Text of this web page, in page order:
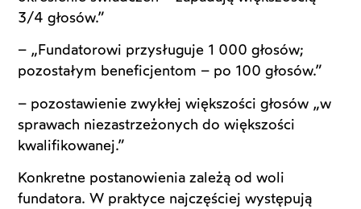
3/4 głosów.”
– „Fundatorowi przysługuje 1 000 głosów;
pozostałym beneficjentom – po 100 głosów.”
– pozostawienie zwykłej większości głosów „w
sprawach niezastrzeżonych do większości
kwalifikowanej.”
Konkretne postanowienia zależą od woli
fundatora. W praktyce najczęściej występują